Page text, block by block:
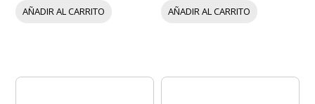
AÑADIR AL CARRITO AÑADIR AL CARRITO